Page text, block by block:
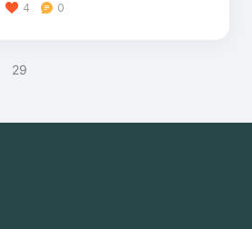
4 0
29